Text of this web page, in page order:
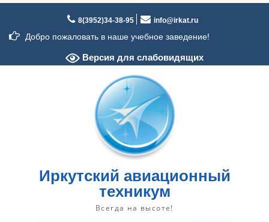
содержимому
8(3952)34-38-95 info@irkat.ru
Добро пожаловать в наше учебное заведение!
Версия для слабовидящих
Иркутский авиационный
техникум
Всегда на высоте!